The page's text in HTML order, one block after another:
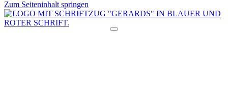
Zum Seiteninhalt springen